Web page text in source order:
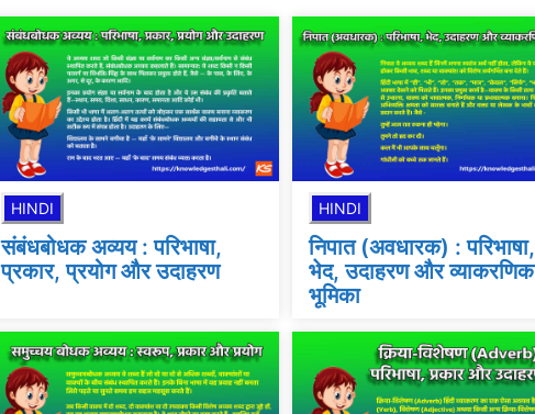
HINDI
संबंधबोधक अव्यय : परिभाषा,
प्रकार, प्रयोग और उदाहरण
HINDI
निपात (अवधारक) : परिभाषा,
भेद, उदाहरण और व्याकरणिक
भूमिका